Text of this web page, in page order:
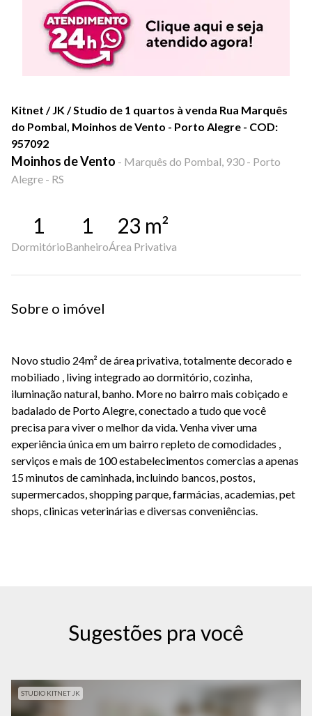
Kitnet / JK / Studio de 1 quartos à venda Rua Marquês
do Pombal, Moinhos de Vento - Porto Alegre - COD:
957092
Moinhos de Vento - Marquês do Pombal, 930 - Porto
Alegre - RS
1
Dormitório
1
Banheiro
23 m²
Área Privativa
Sobre o imóvel
Novo studio 24m² de área privativa, totalmente decorado e
mobiliado , living integrado ao dormitório, cozinha,
iluminação natural, banho. More no bairro mais cobiçado e
badalado de Porto Alegre, conectado a tudo que você
precisa para viver o melhor da vida. Venha viver uma
experiência única em um bairro repleto de comodidades ,
serviços e mais de 100 estabelecimentos comercias a apenas
15 minutos de caminhada, incluindo bancos, postos,
supermercados, shopping parque, farmácias, academias, pet
shops, clinicas veterinárias e diversas conveniências.
Sugestões pra você
STUDIO KITNET JK